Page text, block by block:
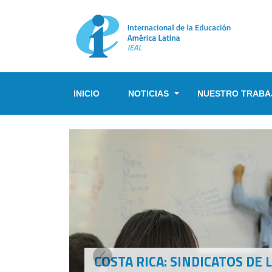
INICIO NOTICIAS NUESTRO
AMÉRICA LATINA IMPULSA
Previous